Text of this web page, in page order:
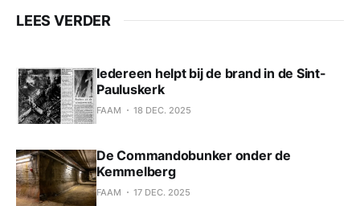
Hij of zij krijgt een papieren kroon
LEES VERDER
Iedereen helpt bij de brand in de Sint-
Pauluskerk
FAAM 18 DEC. 2025
De Commandobunker onder de
Kemmelberg
FAAM 17 DEC. 2025